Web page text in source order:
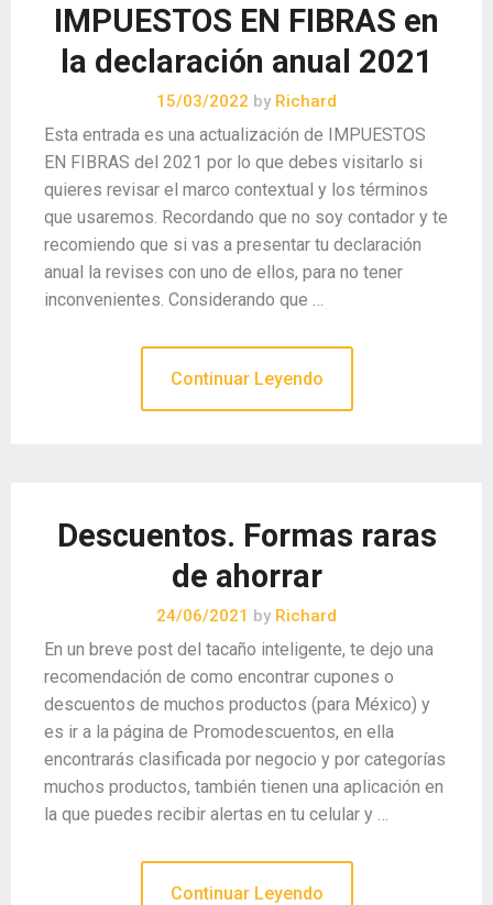
IMPUESTOS EN FIBRAS en
la declaración anual 2021
15/03/2022 by Richard
Esta entrada es una actualización de IMPUESTOS
EN FIBRAS del 2021 por lo que debes visitarlo si
quieres revisar el marco contextual y los términos
que usaremos. Recordando que no soy contador y te
recomiendo que si vas a presentar tu declaración
anual la revises con uno de ellos, para no tener
inconvenientes. Considerando que …
Continuar Leyendo
Descuentos. Formas raras
de ahorrar
24/06/2021 by Richard
En un breve post del tacaño inteligente, te dejo una
recomendación de como encontrar cupones o
descuentos de muchos productos (para México) y
es ir a la página de Promodescuentos, en ella
encontrarás clasificada por negocio y por categorías
muchos productos, también tienen una aplicación en
la que puedes recibir alertas en tu celular y …
Continuar Leyendo